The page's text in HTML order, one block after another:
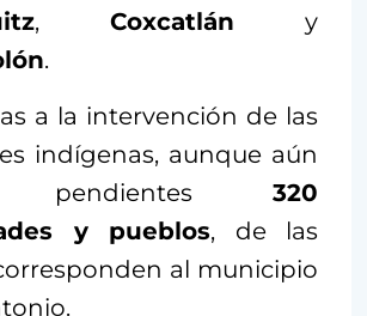
, Coxcatlán y
.
a la intervención de las
indígenas, aunque aún
pendientes 320
y pueblos, de las
al municipio